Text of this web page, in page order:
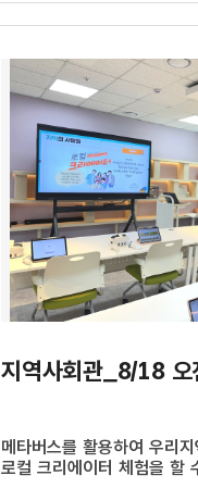
지역사회관_8/18
메타버스를 활용하여 우리
로컬 크리에이터 체험을 할